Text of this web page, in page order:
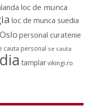
loc de munca
loc de munca suedia
Oslo personal curatenie
cauta personal se cauta
tamplar vikingi.ro